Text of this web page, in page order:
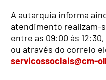
A autarquia informa
atendimento realizam-
entre as 09:00 às
ou através do correio
servicossociais@cm-